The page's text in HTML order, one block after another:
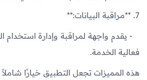
7. **مراقبة البيانات:**
- يقدم واجهة لمراقبة وإدارة استخدام
فعالية الخدمة.
هذه المميزات تجعل التطبيق خيارًا شاملاً